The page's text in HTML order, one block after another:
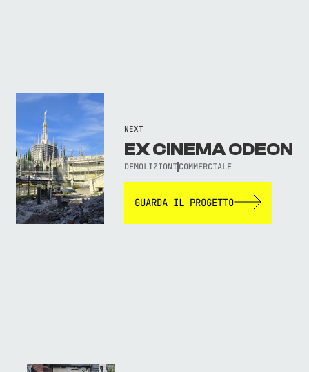
NEXT
EX CINEMA ODEON
DEMOLIZIONI COMMERCIALE
GUARDA IL PROGETTO